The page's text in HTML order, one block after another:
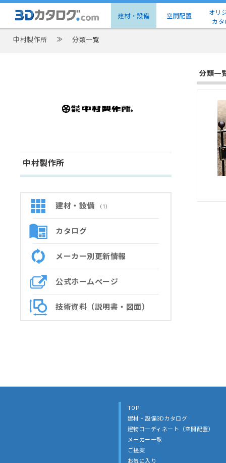
建材・設備 空間配置
オリ
カタ
中村製作所 ≫ 分類一覧
中村製作所
建材・設備 （1）
カタログ
メーカー別更新情報
公式ホームページ
技術資料（説明書・図面）
分類一
TOP
建材・設備3Dカタログ
建物コーディネート（空間配置）
メーカー一覧
ご提案
お気に入り